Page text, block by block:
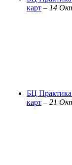
карт – 14
БЦ Практика
карт – 21